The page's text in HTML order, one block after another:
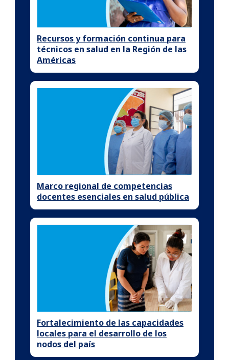
Recursos y formación continua para
técnicos en salud en la Región de las
Américas
Marco regional de competencias
docentes esenciales en salud pública
Fortalecimiento de las capacidades
locales para el desarrollo de los
nodos del país